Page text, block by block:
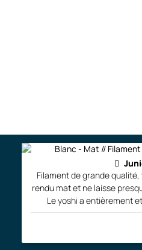
Filament de grande qualité, tres constant , j'adore le
rendu mat et ne laisse
Le yoshi a entièrement